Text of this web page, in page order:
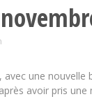
avec une nouvelle
avoir pris